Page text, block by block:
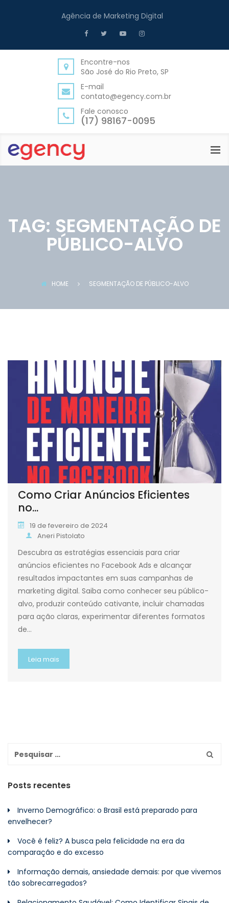
Agência de Marketing Digital
Encontre-nos
São José do Rio Preto, SP
E-mail
contato@egency.com.br
Fale conosco
(17) 98167-0095
TAG: SEGMENTAÇÃO DE
PÚBLICO-ALVO
HOME SEGMENTAÇÃO DE PÚBLICO-ALVO
Como Criar Anúncios Eficientes
no...
19 de fevereiro de 2024
Aneri Pistolato
Descubra as estratégias essenciais para criar
anúncios eficientes no Facebook Ads e alcançar
resultados impactantes em suas campanhas de
marketing digital. Saiba como conhecer seu público-
alvo, produzir conteúdo cativante, incluir chamadas
para ação claras, experimentar diferentes formatos
de…
Leia mais
Posts recentes
Inverno Demográfico: o Brasil está preparado para
envelhecer?
Você é feliz? A busca pela felicidade na era da
comparação e do excesso
Informação demais, ansiedade demais: por que vivemos
tão sobrecarregados?